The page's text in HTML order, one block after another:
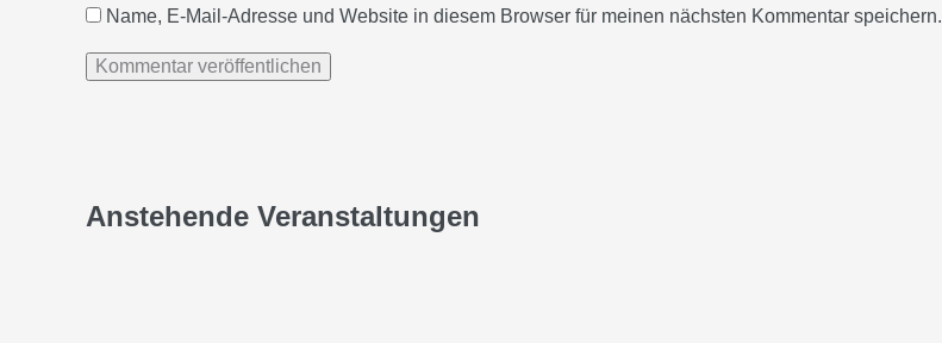
Name, E-Mail-Adresse und Website in diesem Browser für meinen nächsten Kommentar speichern.
Anstehende Veranstaltungen